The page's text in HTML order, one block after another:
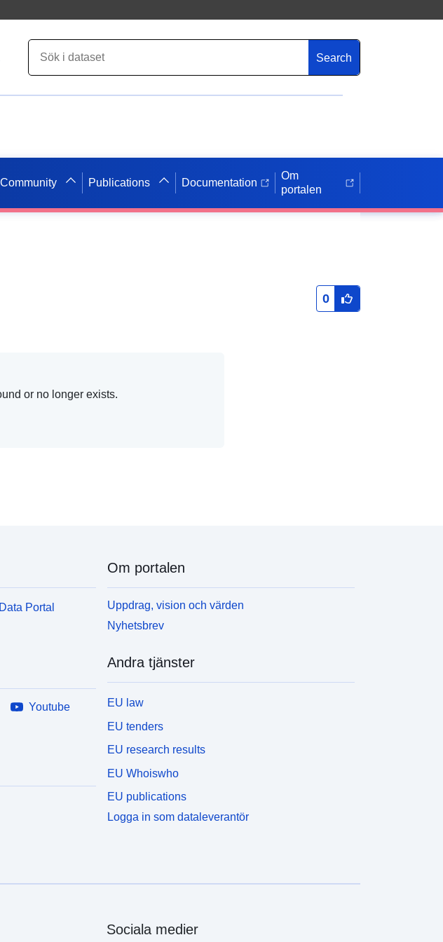
Search
Community Publications Documentation
Om
portalen
0
or no longer exists.
Portal
Youtube
Om portalen
Uppdrag, vision och värden
Nyhetsbrev
Andra tjänster
EU law
EU tenders
EU research results
EU Whoiswho
EU publications
Logga in som dataleverantör
Sociala medier